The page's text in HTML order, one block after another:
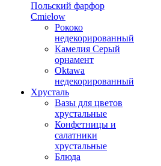
Польский фарфор
Сmielow
Рококо
недекорированный
Камелия Серый
орнамент
Oktawa
недекорированный
Хрусталь
Вазы для цветов
хрустальные
Конфетницы и
салатники
хрустальные
Блюда